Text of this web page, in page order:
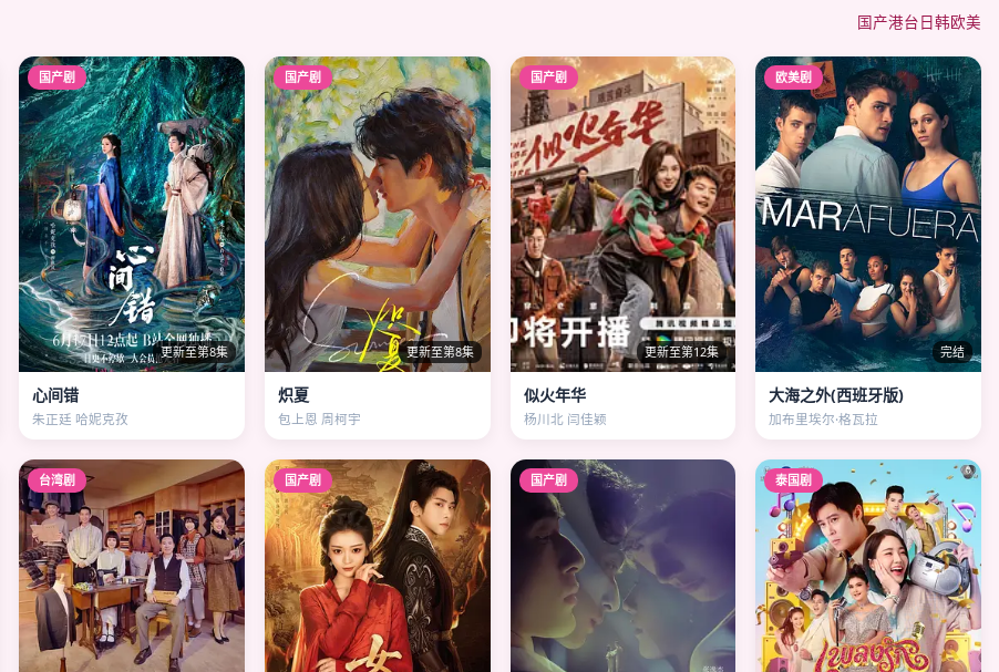
国产港台日韩欧美
国产剧
更新至第8集
心间错
朱正廷 哈妮克孜
国产剧
更新至第8集
炽夏
包上恩 周柯宇
国产剧
更新至第12集
似火年华
杨川北 闫佳颖
欧美剧
完结
大海之外(西班牙版)
加布里埃尔·格瓦拉
台湾剧 国产剧 国产剧 泰国剧